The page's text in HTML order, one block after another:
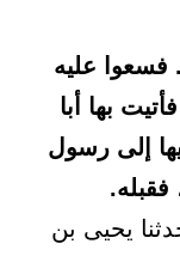
فسعوا عليه
بها أبا
إلى رسول
يحيى بن